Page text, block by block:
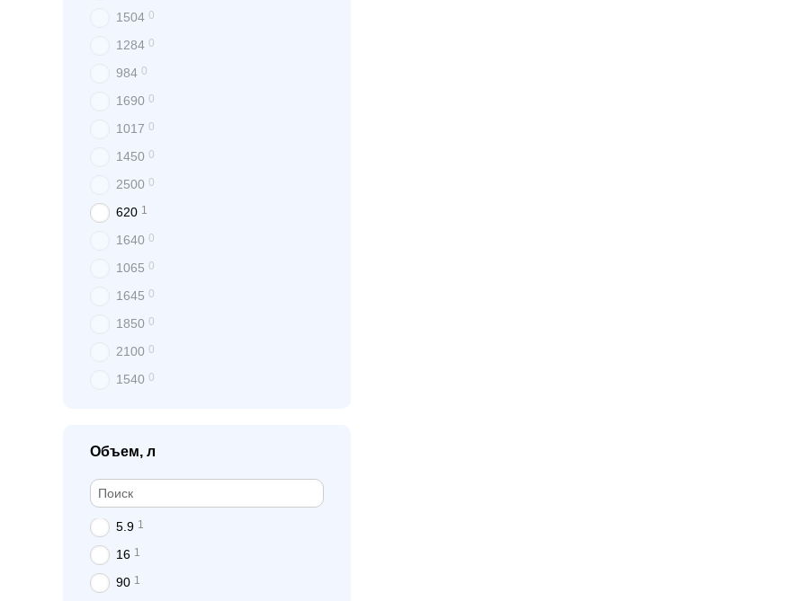
1504 0
1284 0
984 0
1690 0
1017 0
1450 0
2500 0
620 1
1640 0
1065 0
1645 0
1850 0
2100 0
1540 0
Объем, л
5.9 1
16 1
90 1